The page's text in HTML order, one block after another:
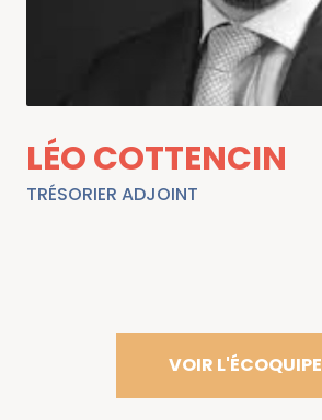
LÉO COTTENCIN
TRÉSORIER ADJOINT
VOIR L'ÉCOQUIPE